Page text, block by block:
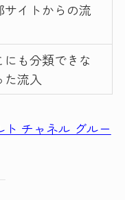
サイトからの流
にも分類できな
た流入
ト チャネル グルー